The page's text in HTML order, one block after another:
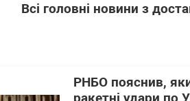
Всі головні новини з
РНБО пояснив,